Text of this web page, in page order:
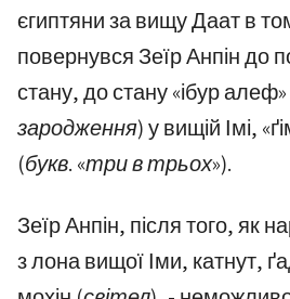
єгиптяни за вищу Даат в
повернувся Зеїр Анпін до
стану, до стану «ібур алеф»
зародження)у вищій Імі,
(букв. «три в трьох»).
Зеїр Анпін, після того, як
з лона вищої Іми, катнут,